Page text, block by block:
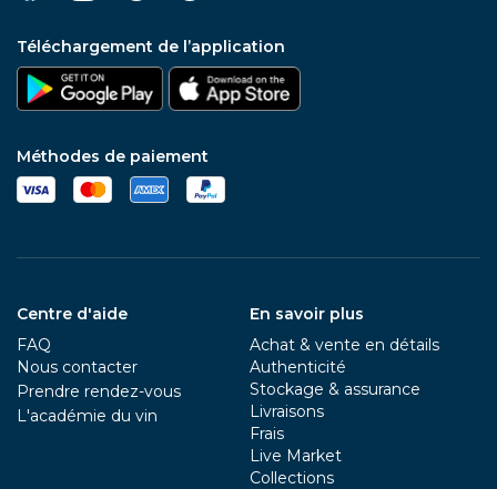
Téléchargement de l’application
Méthodes de paiement
Centre d'aide
FAQ
Nous contacter
Prendre rendez-vous
L'académie du vin
En savoir plus
Achat & vente en détails
Authenticité
Stockage & assurance
Livraisons
Frais
Live Market
Collections